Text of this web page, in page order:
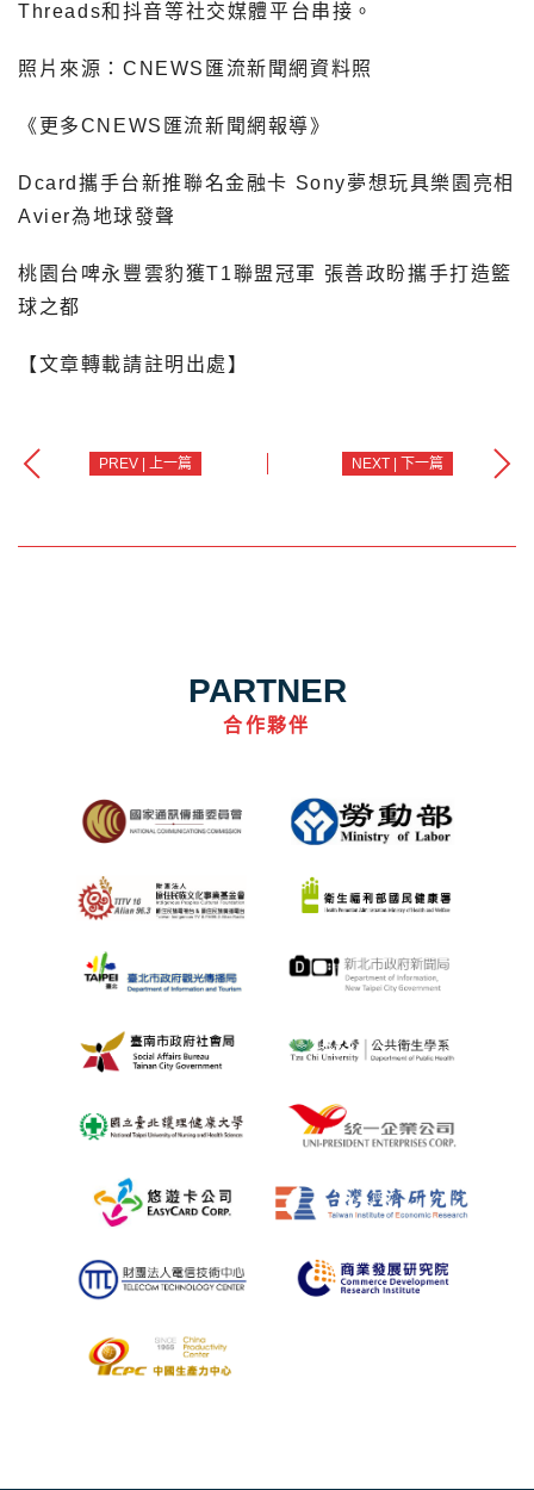
Threads和抖音等社交媒體平台串接。
照片來源：CNEWS匯流新聞網資料照
《更多CNEWS匯流新聞網報導》
Dcard攜手台新推聯名金融卡 Sony夢想玩具樂園亮相
Avier為地球發聲
桃園台啤永豐雲豹獲T1聯盟冠軍 張善政盼攜手打造籃
球之都
【文章轉載請註明出處】
PREV | 上一篇 NEXT | 下一篇
PARTNER
合作夥伴